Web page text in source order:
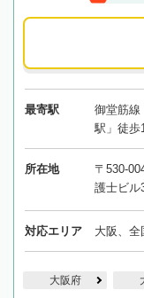
最寄駅
御堂筋線
駅」徒歩
所在地
〒530-
護士ビル
対応エリア 大阪、全
大阪府